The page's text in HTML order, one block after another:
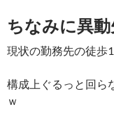
ちなみに異
現状の勤務先の徒歩
構成上ぐるっと回ら
ｗ